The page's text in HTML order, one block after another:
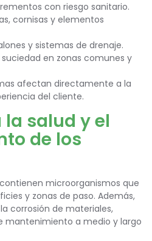
con riesgo sanitario.
cornisas y elementos
y sistemas de drenaje.
en zonas comunes y
afectan directamente a la
del cliente.
la salud y el
de los
microorganismos que
y zonas de paso. Además,
corrosión de materiales,
mantenimiento a medio y largo